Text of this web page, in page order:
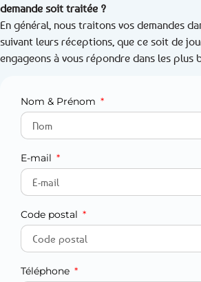
demande soit traitée ?
En général, nous traitons vos demandes
suivant leurs réceptions, que ce soit de
engageons à vous répondre dans les plus
Nom & Prénom
E-mail
Code postal
Téléphone